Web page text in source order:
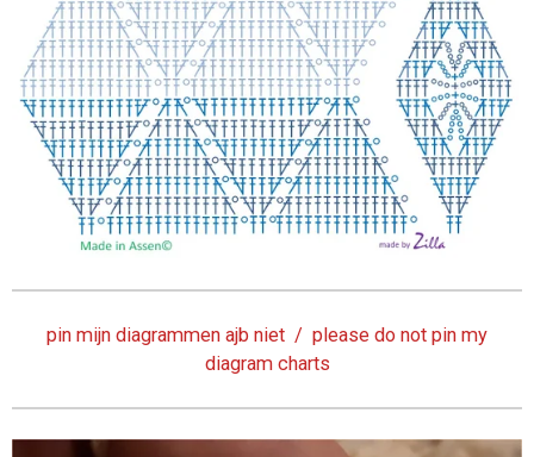
pin mijn diagrammen ajb niet / please do not pin my
diagram charts